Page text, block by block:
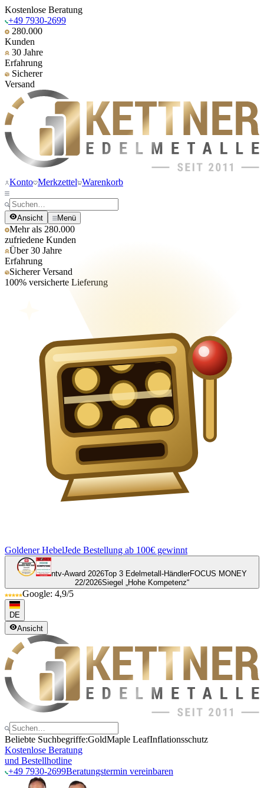
Kostenlose Beratung
+49 7930-2699
280.000
Kunden
30 Jahre
Erfahrung
Sicherer
Versand
Konto Merkzettel Warenkorb
Ansicht Menü
Mehr als 280.000
zufriedene Kunden
Über 30 Jahre
Erfahrung
Sicherer Versand
100% versicherte Lieferung
Goldener HebelJede Bestellung ab 100€ gewinnt
ntv-Award 2026Top 3 Edelmetall-HändlerFOCUS MONEY
22/2026Siegel „Hohe Kompetenz“
Google: 4,9/5
DE
Ansicht
Beliebte Suchbegriffe:GoldMaple LeafInflationsschutz
Kostenlose Beratung
und Bestellhotline
+49 7930-2699Beratungstermin vereinbaren